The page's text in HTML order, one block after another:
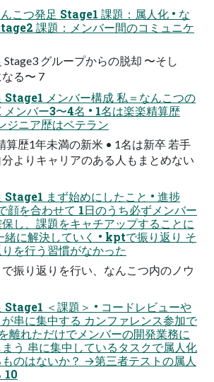
んこつ発足 Stage1 課題：属人化 • な
課題：メンバー間のコミュニケ
グループからの脱却 〜そし
る〜 7
Stage1 メンバー構成 私＝なんこつの
ンバー3〜4名 • 1名は楽楽精算歴
ジニア歴はベテラン
算歴1年未満の新米 • 1名は新卒 若手
よりキャリアのある人もまとめない
Stage1 まず始めにしたこと • 進捗
顔を合わせて 1日のうち必ずメンバー
し、課題をキャチアップすることに
緒に解決していく • kptで振り返り そ
を行う習慣がなかった
振り返りを行い、なんこつ内のノウ
Stage1 ＜課題＞ • コードレビューや
串に集中する カンファレンス参加で
離れただけでメンバーの開発業務に
う 串に集中しているタスクで属人化
のはないか？ →第三者テストの属人
10